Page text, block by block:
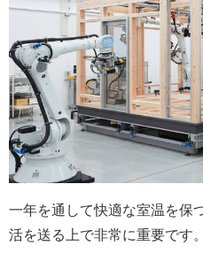
一年を通して快適な室温を保
活を送る上で非常に重要です。